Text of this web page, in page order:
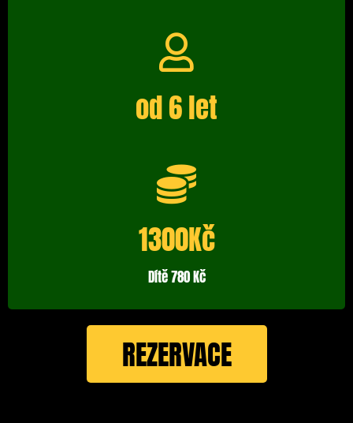
od 6 let
1300Kč
Dítě 780 Kč
REZERVACE